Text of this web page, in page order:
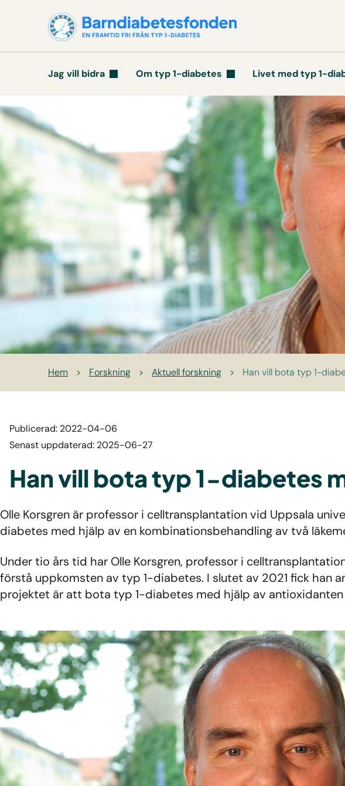
Jag vill bidra Om typ 1-diabetes Livet med typ 1-
Hem > Forskning > Aktuell forskning > Han vill bota typ 1-
Publicerad: 2022-04-06
Senast uppdaterad: 2025-06-27
Han vill bota typ 1-diabetes
Olle Korsgren är professor i celltransplantation vid Uppsala
diabetes med hjälp av en kombinationsbehandling av två
Under tio års tid har Olle Korsgren, professor i
förstå uppkomsten av typ 1-diabetes. I slutet av 2021 fick han
projektet är att bota typ 1-diabetes med hjälp av